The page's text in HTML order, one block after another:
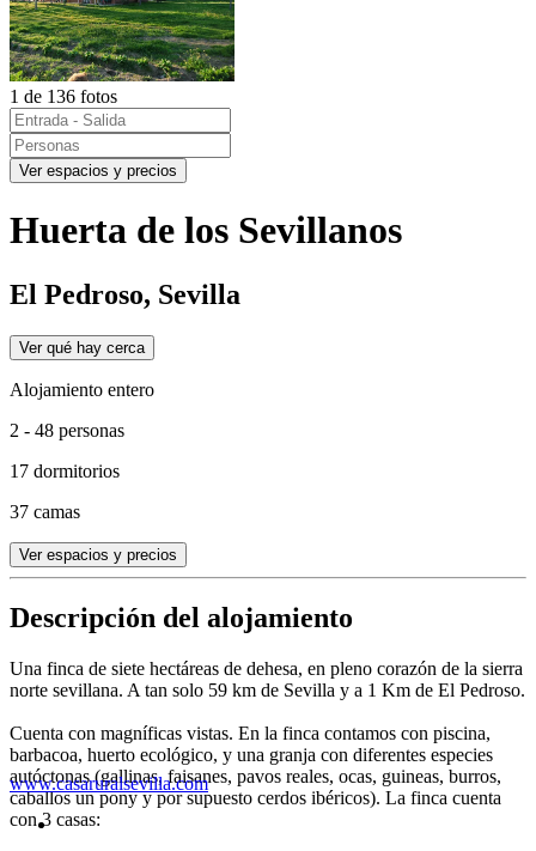
1 de 136 fotos
Ver espacios y precios
Huerta de los Sevillanos
El Pedroso, Sevilla
Ver qué hay cerca
Alojamiento entero
2 - 48 personas
17 dormitorios
37 camas
Ver espacios y precios
Descripción del alojamiento
Una finca de siete hectáreas de dehesa, en pleno corazón de la sierra
norte sevillana. A tan solo 59 km de Sevilla y a 1 Km de El Pedroso.
Cuenta con magníficas vistas. En la finca contamos con piscina,
barbacoa, huerto ecológico, y una granja con diferentes especies
autóctonas (gallinas, faisanes, pavos reales, ocas, guineas, burros,
caballos un pony y por supuesto cerdos ibéricos). La finca cuenta
con 3 casas:
www.casaruralsevilla.com